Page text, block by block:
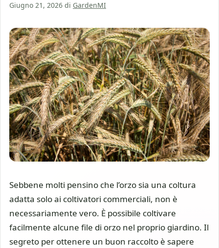
Giugno 21, 2026 di GardenMI
Sebbene molti pensino che l’orzo sia una coltura
adatta solo ai coltivatori commerciali, non è
necessariamente vero. È possibile coltivare
facilmente alcune file di orzo nel proprio giardino. Il
segreto per ottenere un buon raccolto è sapere